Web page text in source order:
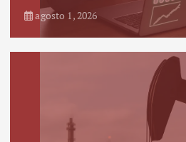
agosto 1, 2026